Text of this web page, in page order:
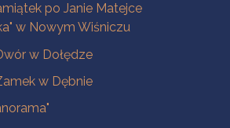
po Janie Matejce
w Nowym Wiśniczu
w Dołędze
w Dębnie